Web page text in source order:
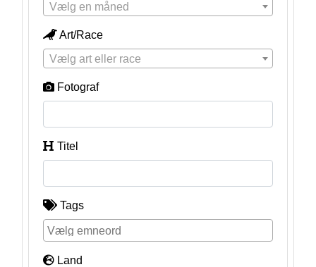
Vælg en måned
Art/Race
Vælg art eller race
Fotograf
Titel
Tags
Land